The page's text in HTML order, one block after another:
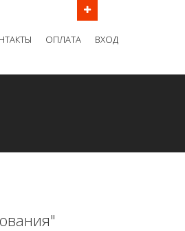
ОПЛАТА ВХОД